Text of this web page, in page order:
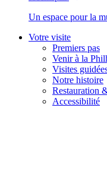
Un espace pour la
Votre visite
Premiers pas
Venir à la
Visites
Notre histoire
Restauration
Accessibilité